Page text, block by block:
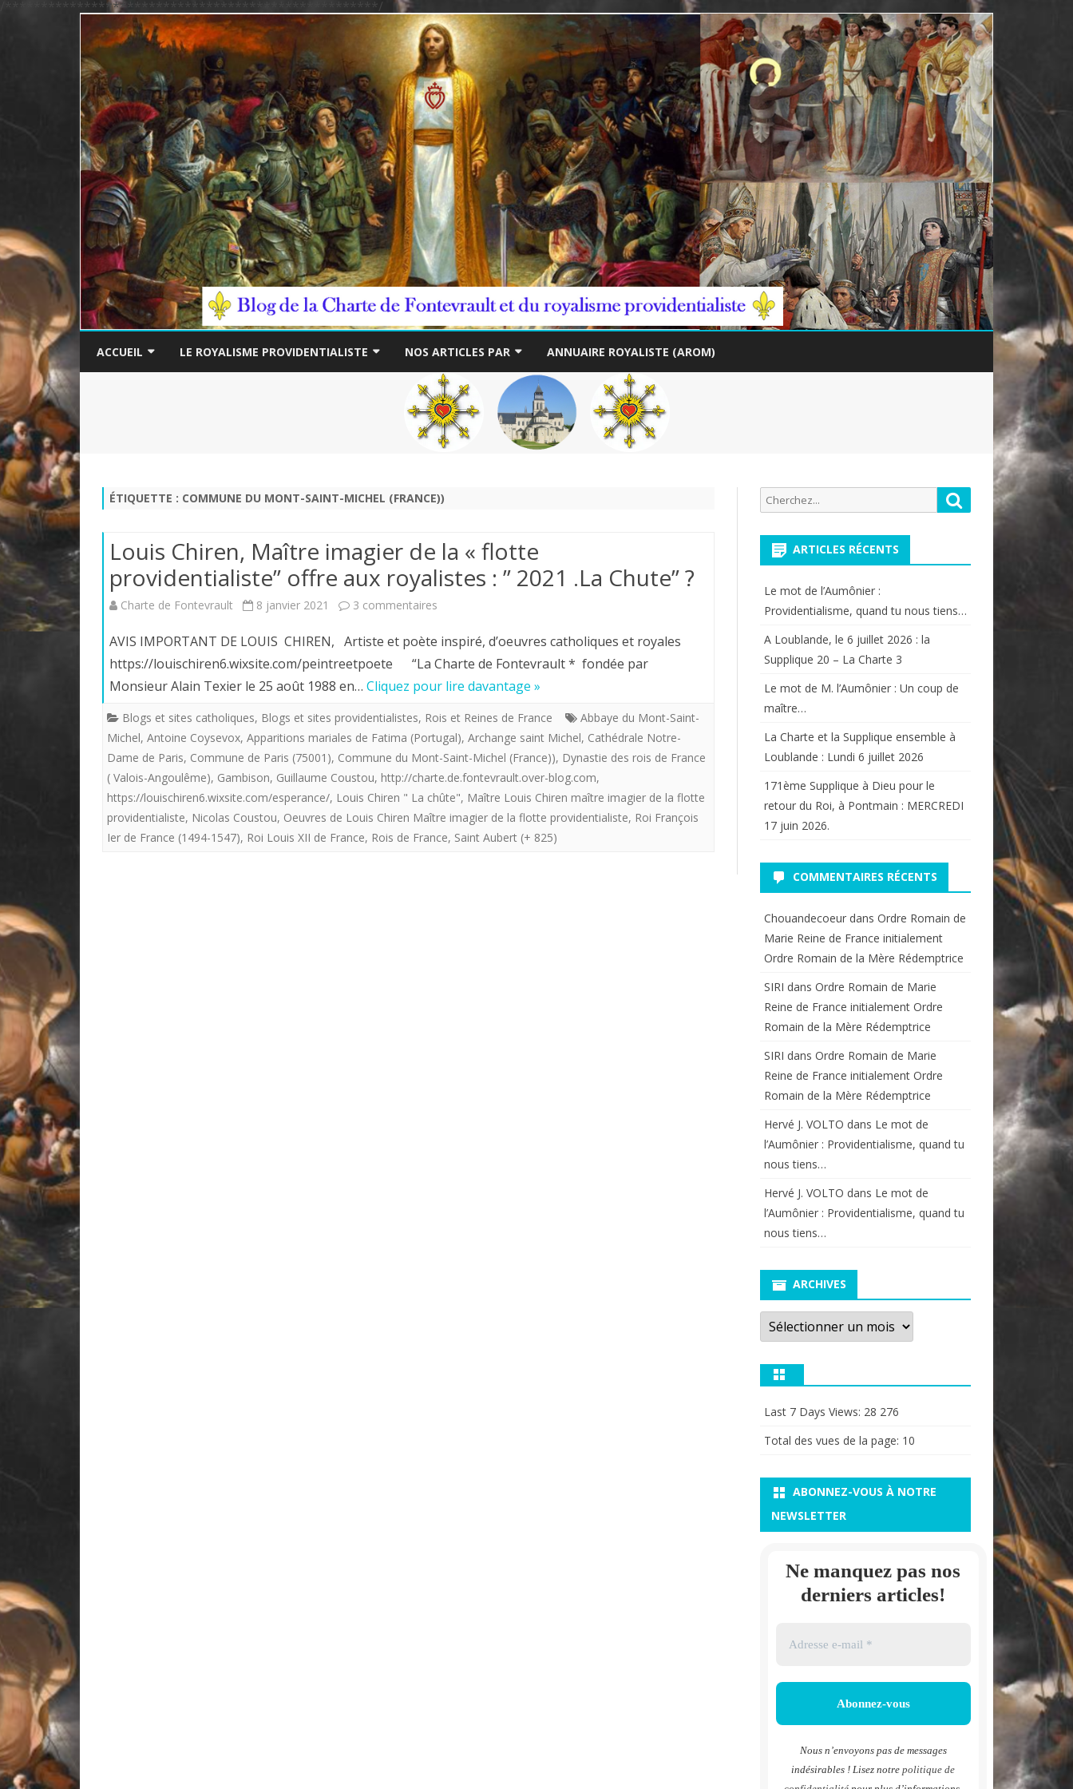
/****************************************************/
to
ACCUEIL LE ROYALISME PROVIDENTIALISTE NOS ARTICLES PAR
THÉME
AUTEUR
ANNUAIRE ROYALISTE (AROM)
ÉTIQUETTE : COMMUNE DU MONT-SAINT-MICHEL (FRANCE))
Louis Chiren, Maître imagier de la « flotte
providentialiste” offre aux royalistes : ” 2021 .La Chute” ?
Charte de Fontevrault 8 janvier 2021 3 commentaires
Chiren,
Maître
imagier
de
«
AVIS IMPORTANT DE LOUIS CHIREN, Artiste et poète inspiré, d’oeuvres catholiques et royales
https://louischiren6.wixsite.com/peintreetpoete “La Charte de Fontevrault * fondée par
Monsieur Alain Texier le 25 août 1988 en… Cliquez pour lire davantage »
Blogs et sites catholiques, Blogs et sites providentialistes, Rois et Reines de France
Abbaye du Mont-Saint-
Michel, Antoine Coysevox, Apparitions mariales de Fatima (Portugal), Archange saint Michel, Cathédrale Notre-
Dame de Paris, Commune de Paris (75001), Commune du Mont-Saint-Michel (France)), Dynastie des rois de France
( Valois-Angoulême), Gambison, Guillaume Coustou, http://charte.de.fontevrault.over-blog.com,
https://louischiren6.wixsite.com/esperance/, Louis Chiren " La chûte", Maître Louis Chiren maître imagier de la flotte
providentialiste, Nicolas Coustou, Oeuvres de Louis Chiren Maître imagier de la flotte providentialiste, Roi François
Ier de France (1494-1547), Roi Louis XII de France, Rois de France, Saint Aubert (+ 825)
Recherche
pour:
Rechercher
ARTICLES RÉCENTS
Le mot de l’Aumônier :
Providentialisme, quand tu nous tiens…
A Loublande, le 6 juillet 2026 : la
Supplique 20 – La Charte 3
Le mot de M. l’Aumônier : Un coup de
maître…
La Charte et la Supplique ensemble à
Loublande : Lundi 6 juillet 2026
171ème Supplique à Dieu pour le
retour du Roi, à Pontmain : MERCREDI
17 juin 2026.
COMMENTAIRES RÉCENTS
Chouandecoeurdans Ordre Romain de
Marie Reine de France initialement
Ordre Romain de la Mère Rédemptrice
SIRI dans Ordre Romain de Marie
Reine de France initialement Ordre
Romain de la Mère Rédemptrice
SIRI dans Ordre Romain de Marie
Reine de France initialement Ordre
Romain de la Mère Rédemptrice
Hervé J. VOLTO dans Le mot de
l’Aumônier : Providentialisme, quand tu
nous tiens…
Hervé J. VOLTO dans Le mot de
l’Aumônier : Providentialisme, quand tu
nous tiens…
ARCHIVES
Archives
Last 7 Days Views: 28 276
Total des vues de la page: 10
ABONNEZ-VOUS À NOTRE
NEWSLETTER
Ne manquez pas nos
derniers articles!
Nous n’envoyons pas de messages
indésirables ! Lisez notrepolitique de